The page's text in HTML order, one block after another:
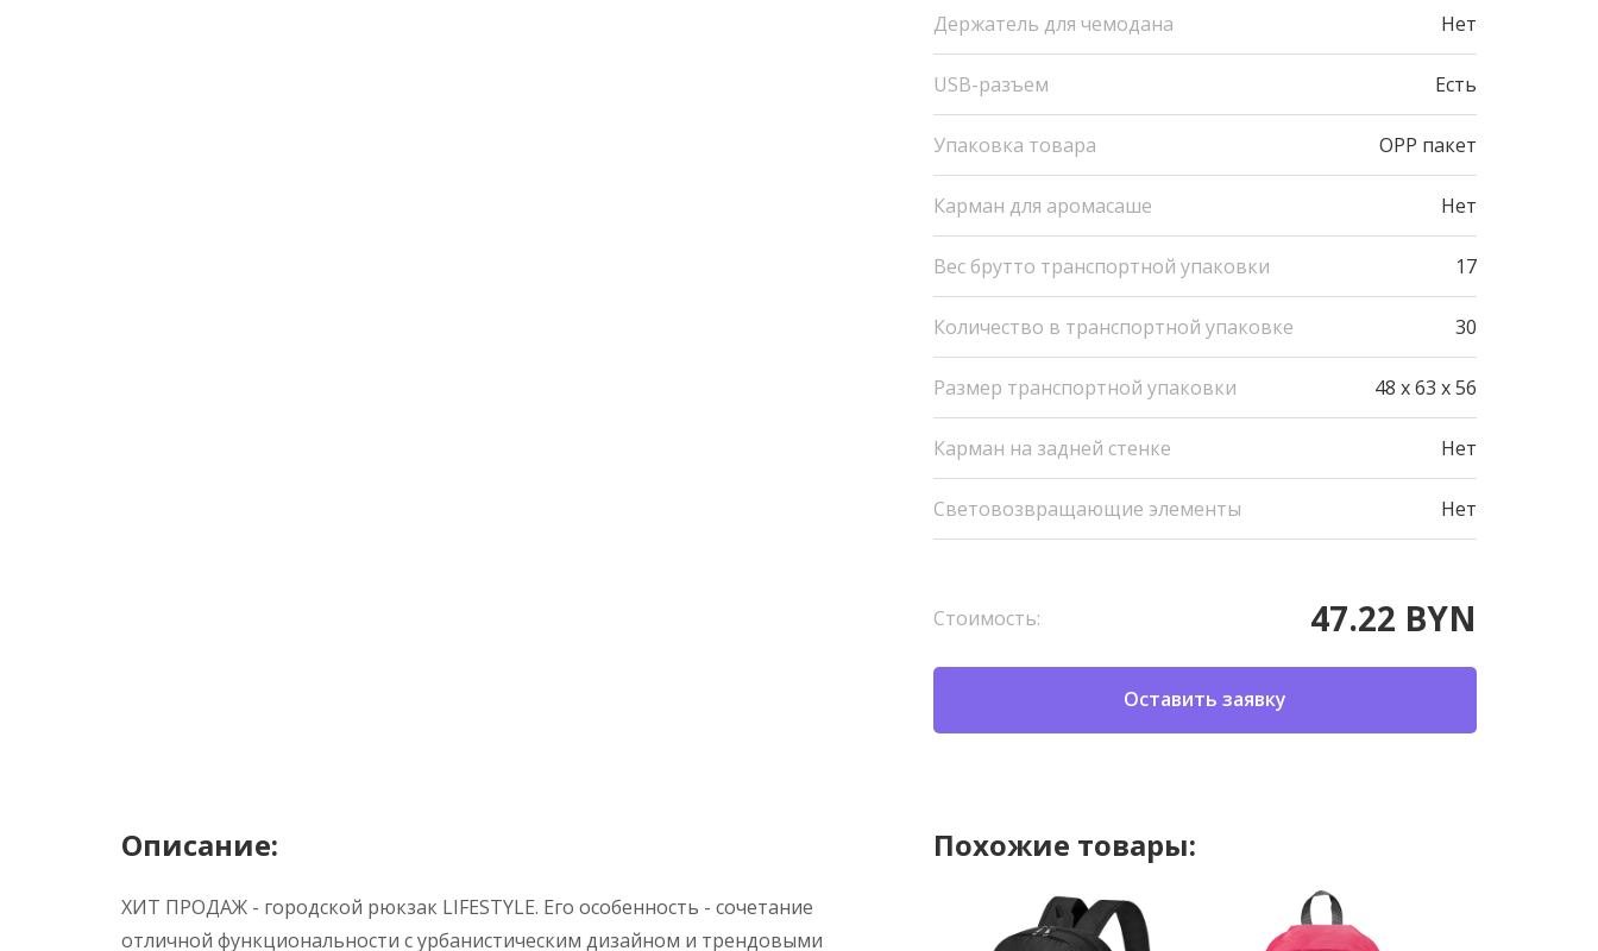
Держатель для чемодана Нет
USB-разъем Есть
Упаковка товара OPP пакет
Карман для аромасаше Нет
Вес брутто транспортной упаковки 17
Количество в транспортной упаковке 30
Размер транспортной упаковки 48 x 63 x 56
Карман на задней стенке Нет
Световозвращающие элементы Нет
Стоимость: 47.22 BYN
Оставить заявку
Описание:
ХИТ ПРОДАЖ - городской рюкзак LIFESTYLE. Его особенность - сочетание
отличной функциональности с урбанистическим дизайном и трендовыми
Похожие товары: